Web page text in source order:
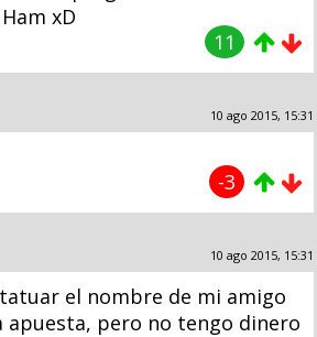
xD
11
10 ago 2015, 15:31
-3
10 ago 2015, 15:31
el nombre de mi amigo
apuesta, pero no tengo dinero